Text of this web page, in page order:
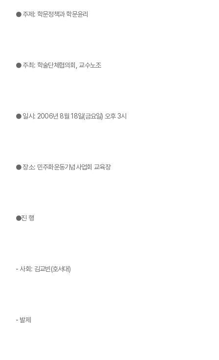
● 주제: 학문정책과 학문윤리
● 주최: 학술단체협의회, 교수노조
● 일시: 2006년 8월 18일(금요일) 오후 3시
● 장소: 민주화운동기념사업회 교육장
●진 행
- 사회: 김교빈(호서대)
- 발제